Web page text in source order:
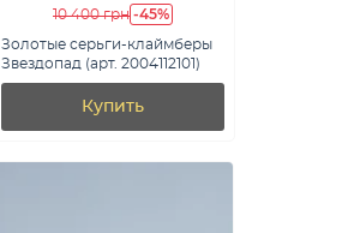
10 400 грн -45%
Золотые серьги-клаймберы
Звездопад (арт. 2004112101)
Купить